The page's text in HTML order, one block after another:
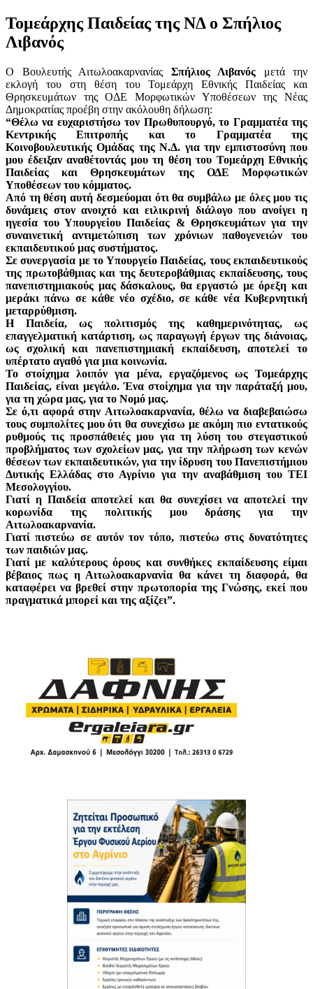
Τομεάρχης Παιδείας της ΝΔ ο Σπήλιος
Λιβανός
Ο Βουλευτής Αιτωλοακαρνανίας Σπήλιος Λιβανός μετά την
εκλογή του στη θέση του Τομεάρχη Εθνικής Παιδείας και
Θρησκευμάτων της ΟΔΕ Μορφωτικών Υποθέσεων της Νέας
Δημοκρατίας προέβη στην ακόλουθη δήλωση:
“Θέλω να ευχαριστήσω τον Πρωθυπουργό, το Γραμματέα της
Κεντρικής Επιτροπής και το Γραμματέα της
Κοινοβουλευτικής Ομάδας της Ν.Δ. για την εμπιστοσύνη που
μου έδειξαν αναθέτοντάς μου τη θέση του Τομεάρχη Εθνικής
Παιδείας και Θρησκευμάτων της ΟΔΕ Μορφωτικών
Υποθέσεων του κόμματος.
Από τη θέση αυτή δεσμεύομαι ότι θα συμβάλω με όλες μου τις
δυνάμεις στον ανοιχτό και ειλικρινή διάλογο που ανοίγει η
ηγεσία του Υπουργείου Παιδείας & Θρησκευμάτων για την
συναινετική αντιμετώπιση των χρόνιων παθογενειών του
εκπαιδευτικού μας συστήματος.
Σε συνεργασία με το Υπουργείο Παιδείας, τους εκπαιδευτικούς
της πρωτοβάθμιας και της δευτεροβάθμιας εκπαίδευσης, τους
πανεπιστημιακούς μας δάσκαλους, θα εργαστώ με όρεξη και
μεράκι πάνω σε κάθε νέο σχέδιο, σε κάθε νέα Κυβερνητική
μεταρρύθμιση.
Η Παιδεία, ως πολιτισμός της καθημερινότητας, ως
επαγγελματική κατάρτιση, ως παραγωγή έργων της διάνοιας,
ως σχολική και πανεπιστημιακή εκπαίδευση, αποτελεί το
υπέρτατο αγαθό για μια κοινωνία.
Το στοίχημα λοιπόν για μένα, εργαζόμενος ως Τομεάρχης
Παιδείας, είναι μεγάλο. Ένα στοίχημα για την παράταξή μου,
για τη χώρα μας, για το Νομό μας.
Σε ό,τι αφορά στην Αιτωλοακαρνανία, θέλω να διαβεβαιώσω
τους συμπολίτες μου ότι θα συνεχίσω με ακόμη πιο εντατικούς
ρυθμούς τις προσπάθειές μου για τη λύση του στεγαστικού
προβλήματος των σχολείων μας, για την πλήρωση των κενών
θέσεων των εκπαιδευτικών, για την ίδρυση του Πανεπιστήμιου
Δυτικής Ελλάδας στο Αγρίνιο για την αναβάθμιση του ΤΕΙ
Μεσολογγίου.
Γιατί η Παιδεία αποτελεί και θα συνεχίσει να αποτελεί την
κορωνίδα της πολιτικής μου δράσης για την
Αιτωλοακαρνανία.
Γιατί πιστεύω σε αυτόν τον τόπο, πιστεύω στις δυνατότητες
των παιδιών μας.
Γιατί με καλύτερους όρους και συνθήκες εκπαίδευσης είμαι
βέβαιος πως η Αιτωλοακαρνανία θα κάνει τη διαφορά, θα
καταφέρει να βρεθεί στην πρωτοπορία της Γνώσης, εκεί που
πραγματικά μπορεί και της αξίζει”.